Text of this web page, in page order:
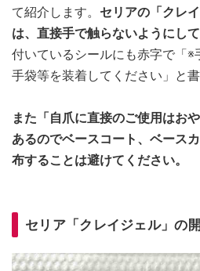
て紹介します。 セリアの「クレ
は、直接手で触らないようにして
付いているシールにも赤字で「
手袋等を装着してください」と書
また「自爪に直接のご使用はお
あるのでベースコート、ベース
布することは避けてください。
セリア「クレイジェル」の